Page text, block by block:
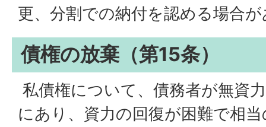
更、分割での納付を認める場合
債権の放棄（第15条）
私債権について、債務者が無資
にあり、資力の回復が困難で相